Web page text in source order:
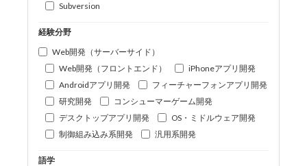
Subversion
経験分野
Web開発（サーバーサイド）
Web開発（フロントエンド）
iPhoneアプリ開発
Androidアプリ開発
フィーチャーフォンアプリ開発
研究開発
コンシューマーゲーム開発
デスクトップアプリ開発
OS・ミドルウェア開発
制御組み込み系開発
汎用系開発
語学